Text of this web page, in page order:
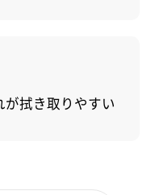
拭き取りやすい